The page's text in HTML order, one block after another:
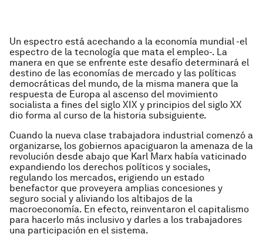
Un espectro está acechando a la economía mundial -el
espectro de la tecnología que mata el empleo-. La
manera en que se enfrente este desafío determinará el
destino de las economías de mercado y las políticas
democráticas del mundo, de la misma manera que la
respuesta de Europa al ascenso del movimiento
socialista a fines del siglo XIX y principios del siglo XX
dio forma al curso de la historia subsiguiente.
Cuando la nueva clase trabajadora industrial comenzó a
organizarse, los gobiernos apaciguaron la amenaza de la
revolución desde abajo que Karl Marx había vaticinado
expandiendo los derechos políticos y sociales,
regulando los mercados, erigiendo un estado
benefactor que proveyera amplias concesiones y
seguro social y aliviando los altibajos de la
macroeconomía. En efecto, reinventaron el capitalismo
para hacerlo más inclusivo y darles a los trabajadores
una participación en el sistema.